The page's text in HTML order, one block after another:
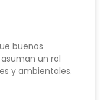
buenos
un rol
y ambientales.